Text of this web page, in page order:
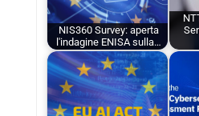
NIS360 Survey: aperta
l'indagine ENISA sulla…